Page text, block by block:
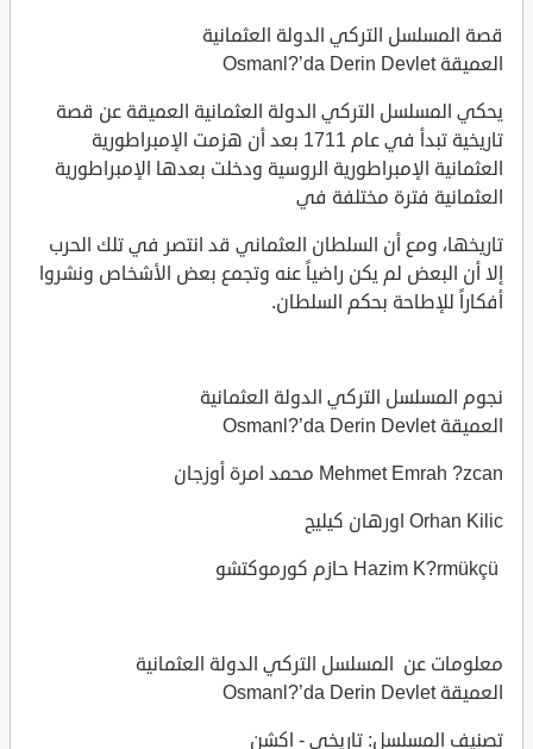
قصة المسلسل التركي الدولة العثمانية
العميقة Osmanl?’da Derin Devlet
يحكي المسلسل التركي الدولة العثمانية العميقة عن قصة
تاريخية تبدأ في عام 1711 بعد أن هزمت الإمبراطورية
العثمانية الإمبراطورية الروسية ودخلت بعدها الإمبراطورية
العثمانية فترة مختلفة في
تاريخها، ومع أن السلطان العثماني قد انتصر في تلك الحرب
إلا أن البعض لم يكن راضياً عنه وتجمع بعض الأشخاص ونشروا
أفكاراً للإطاحة بحكم السلطان.
نجوم المسلسل التركي الدولة العثمانية
العميقة Osmanl?’da Derin Devlet
Mehmet Emrah ?zcan محمد امرة أوزجان
Orhan Kilic اورهان كيليج
معلومات عن المسلسل التركي الدولة العثمانية
العميقة Osmanl?’da Derin Devlet
تصنيف المسلسل: تاريخي - اكشن